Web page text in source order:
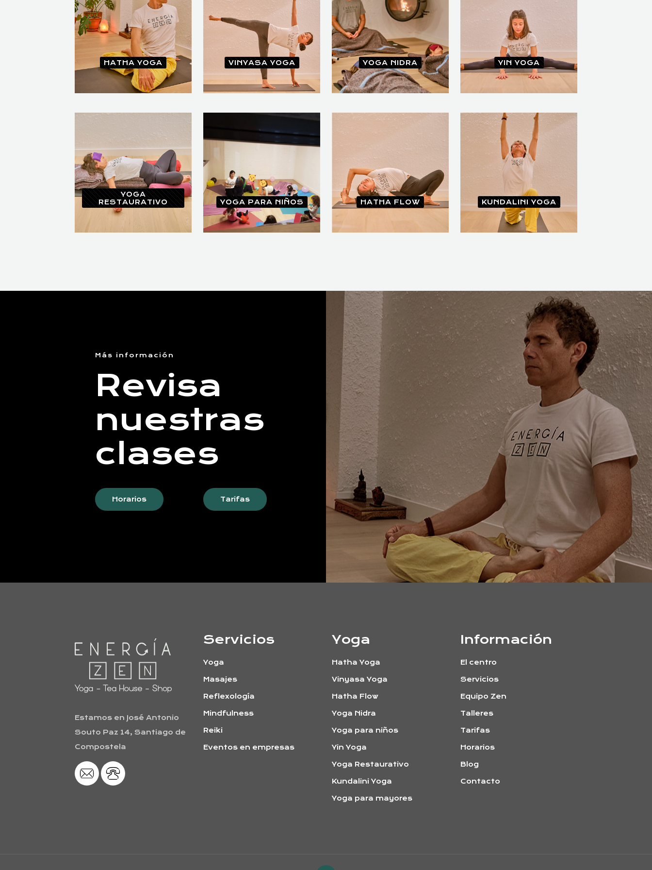
HATHA YOGA VINYASA YOGA YOGA NIDRA YIN YOGA
YOGA
RESTAURATIVO
YOGA PARA NIÑOS HATHA FLOW KUNDALINI YOGA
Más información
Revisa
nuestras
clases
Horarios Tarifas
Estamos en José Antonio
Souto Paz 14, Santiago de
Compostela
Servicios
Yoga
Masajes
Reflexología
Mindfulness
Reiki
Eventos en empresas
Yoga
Hatha Yoga
Vinyasa Yoga
Hatha Flow
Yoga Nidra
Yoga para niños
Yin Yoga
Yoga Restaurativo
Kundalini Yoga
Yoga para mayores
Información
El centro
Servicios
Equipo Zen
Talleres
Tarifas
Horarios
Blog
Contacto